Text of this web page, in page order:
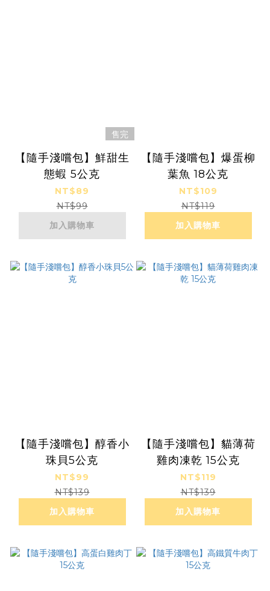
售完
【隨手淺嚐包】鮮甜生
態蝦 5公克
NT$89
NT$99
加入購物車
【隨手淺嚐包】爆蛋柳
葉魚 18公克
NT$109
NT$119
加入購物車
【隨手淺嚐包】醇香小
珠貝5公克
NT$99
NT$139
加入購物車
【隨手淺嚐包】貓薄荷
雞肉凍乾 15公克
NT$119
NT$139
加入購物車